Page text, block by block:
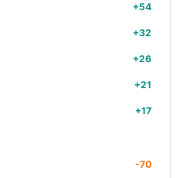
+54
+32
+26
+21
+17
-70